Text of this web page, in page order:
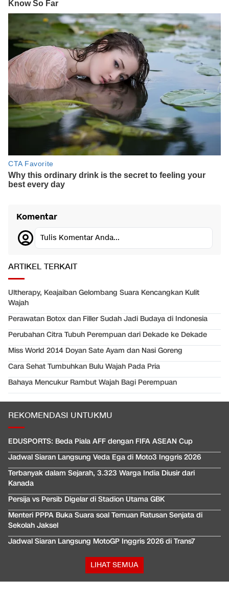
Komentar
Tulis Komentar Anda...
ARTIKEL TERKAIT
Ultherapy, Keajaiban Gelombang Suara Kencangkan Kulit
Wajah
Perawatan Botox dan Filler Sudah Jadi Budaya di Indonesia
Perubahan Citra Tubuh Perempuan dari Dekade ke Dekade
Miss World 2014 Doyan Sate Ayam dan Nasi Goreng
Cara Sehat Tumbuhkan Bulu Wajah Pada Pria
Bahaya Mencukur Rambut Wajah Bagi Perempuan
REKOMENDASI UNTUKMU
EDUSPORTS: Beda Piala AFF dengan FIFA ASEAN Cup
Jadwal Siaran Langsung Veda Ega di Moto3 Inggris 2026
Terbanyak dalam Sejarah, 3.323 Warga India Diusir dari
Kanada
Persija vs Persib Digelar di Stadion Utama GBK
Menteri PPPA Buka Suara soal Temuan Ratusan Senjata di
Sekolah Jaksel
Jadwal Siaran Langsung MotoGP Inggris 2026 di Trans7
LIHAT SEMUA